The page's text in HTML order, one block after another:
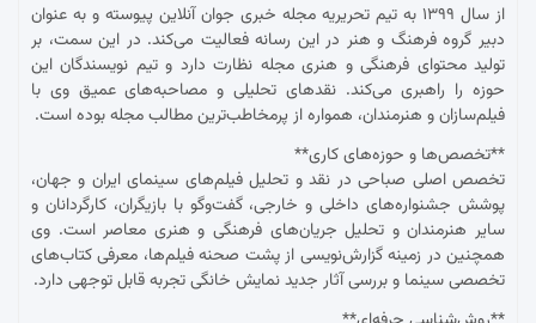
از سال ۱۳۹۹ به تیم تحریریه مجله خبری جوان آنلاین پیوسته و به عنوان
دبیر گروه فرهنگ و هنر در این رسانه فعالیت می‌کند. در این سمت، بر
تولید محتوای فرهنگی و هنری مجله نظارت دارد و تیم نویسندگان این
حوزه را راهبری می‌کند. نقدهای تحلیلی و مصاحبه‌های عمیق وی با
فیلم‌سازان و هنرمندان، همواره از پرمخاطب‌ترین مطالب مجله بوده است.
**تخصص‌ها و حوزه‌های کاری**
تخصص اصلی صباحی در نقد و تحلیل فیلم‌های سینمای ایران و جهان،
پوشش جشنواره‌های داخلی و خارجی، گفت‌وگو با بازیگران، کارگردانان و
سایر هنرمندان و تحلیل جریان‌های فرهنگی و هنری معاصر است. وی
همچنین در زمینه گزارش‌نویسی از پشت صحنه فیلم‌ها، معرفی کتاب‌های
تخصصی سینما و بررسی آثار جدید نمایش خانگی تجربه قابل توجهی دارد.